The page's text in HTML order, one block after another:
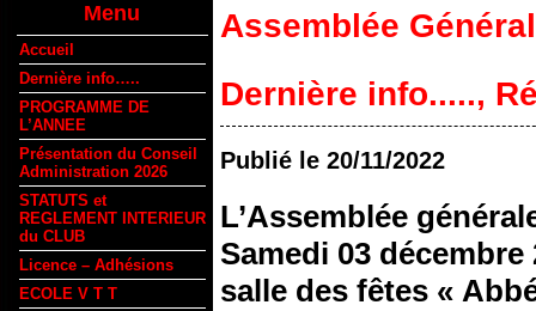
Menu
Accueil
Dernière info…..
PROGRAMME DE
L’ANNEE
Présentation du Conseil
Administration 2026
STATUTS et
REGLEMENT INTERIEUR
du CLUB
Licence – Adhésions
ECOLE V T T
Assemblée
Dernière info.....,
Publié le 20/11/2022
L’Assemblée
Samedi 03 décembre
salle des fêtes «